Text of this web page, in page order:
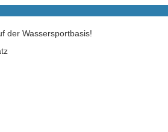
der Wassersportbasis!